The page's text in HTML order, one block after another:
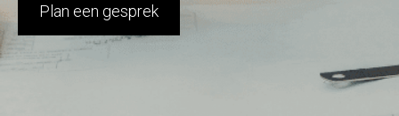
Plan een gesprek